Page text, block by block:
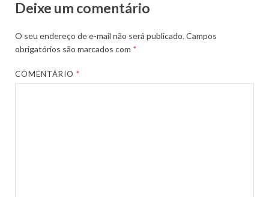
Deixe um comentário
O seu endereço de e-mail não será publicado.Campos
obrigatórios são marcados com *
COMENTÁRIO*